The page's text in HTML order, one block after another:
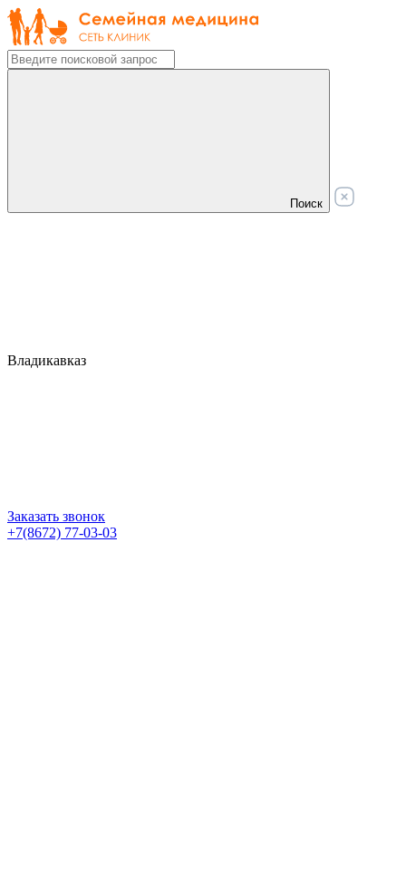
Поиск
Владикавказ
Заказать звонок
+7(8672) 77-03-03